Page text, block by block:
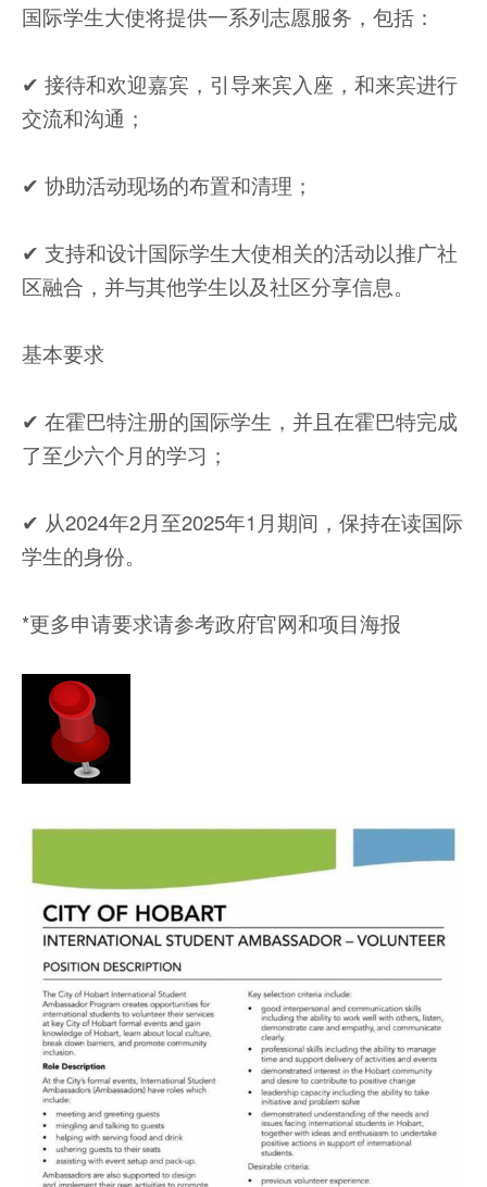
国际学生大使将提供一系列志愿服务，包括：
✔︎ 接待和欢迎嘉宾，引导来宾入座，和来宾进行
交流和沟通；
✔︎ 协助活动现场的布置和清理；
✔︎ 支持和设计国际学生大使相关的活动以推广社
区融合，并与其他学生以及社区分享信息。
基本要求
✔︎ 在霍巴特注册的国际学生，并且在霍巴特完成
了至少六个月的学习；
✔︎ 从2024年2月至2025年1月期间，保持在读国际
学生的身份。
*更多申请要求请参考政府官网和项目海报